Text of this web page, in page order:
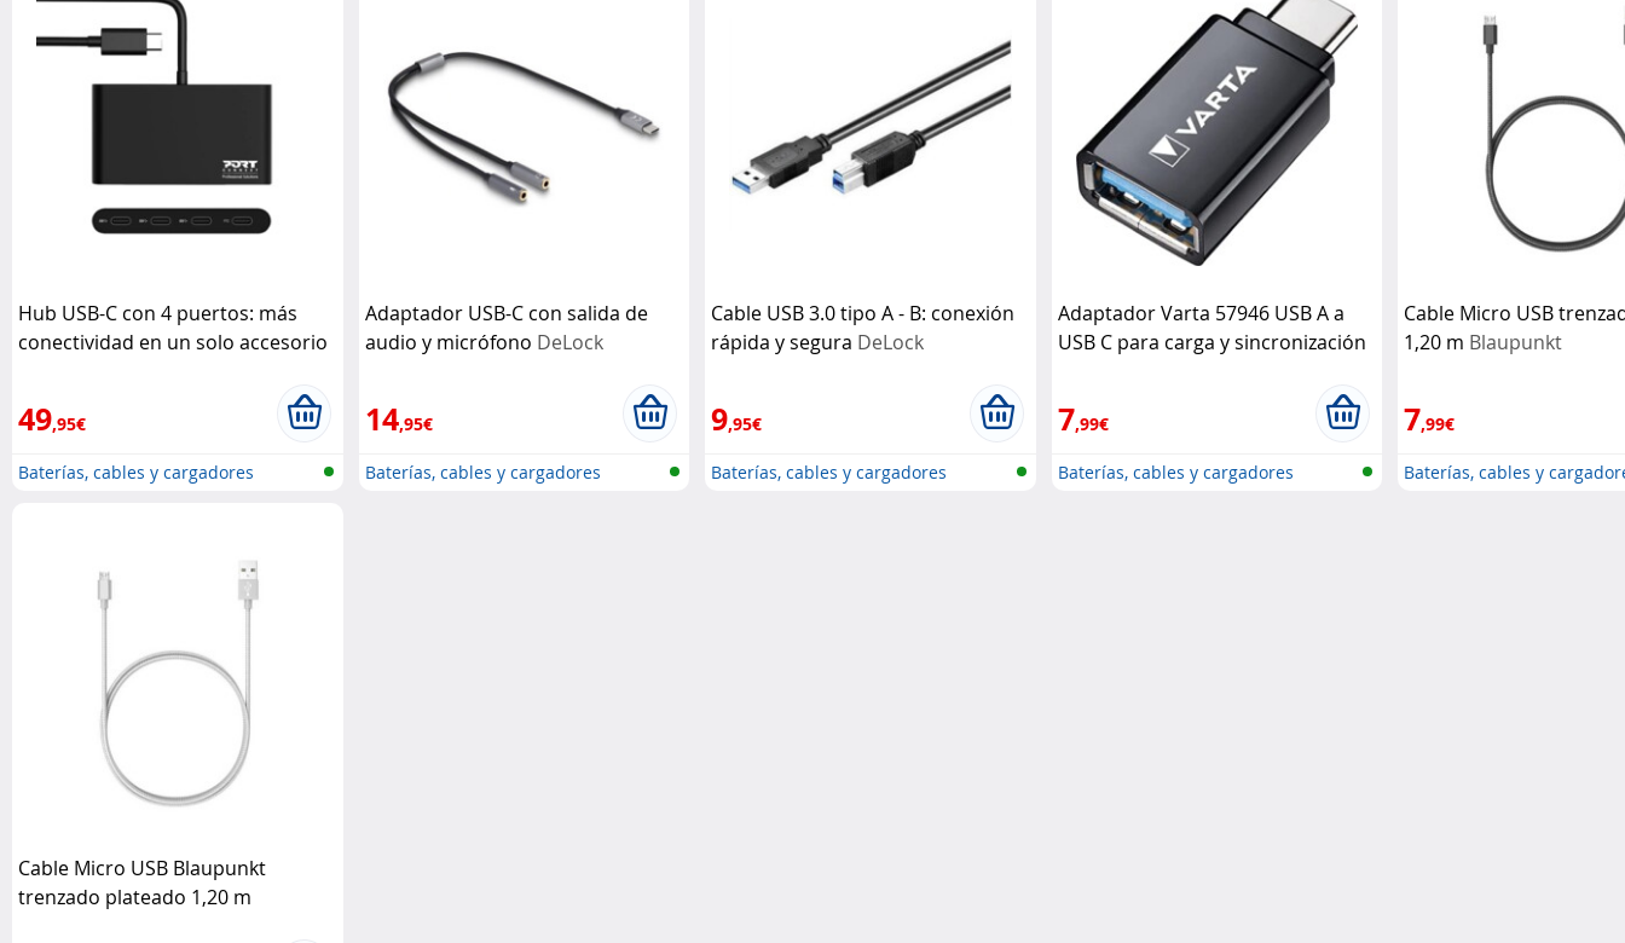
Hub USB-C con 4 puertos: más
conectividad en un solo accesorio
49,95€
Baterías, cables y cargadores
Adaptador USB-C con salida de
audio y micrófono DeLock
14,95€
Baterías, cables y cargadores
Cable USB 3.0 tipo A - B: conexión
rápida y segura DeLock
9,95€
Baterías, cables y cargadores
Adaptador Varta 57946 USB A a
USB C para carga y sincronización
7,99€
Baterías, cables y cargadores
Cable Micro USB
1,20 m Blaupunkt
7,99€
Baterías, cables y
Cable Micro USB Blaupunkt
trenzado plateado 1,20 m